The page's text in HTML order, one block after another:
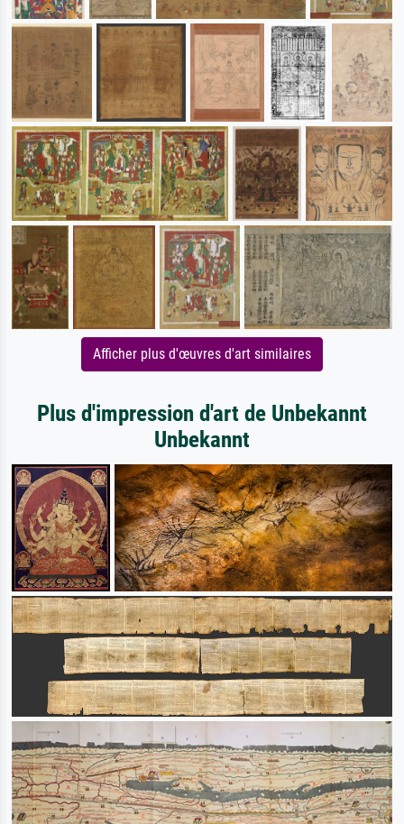
Afficher plus d'œuvres d'art similaires
Plus d'impression d'art de Unbekannt
Unbekannt